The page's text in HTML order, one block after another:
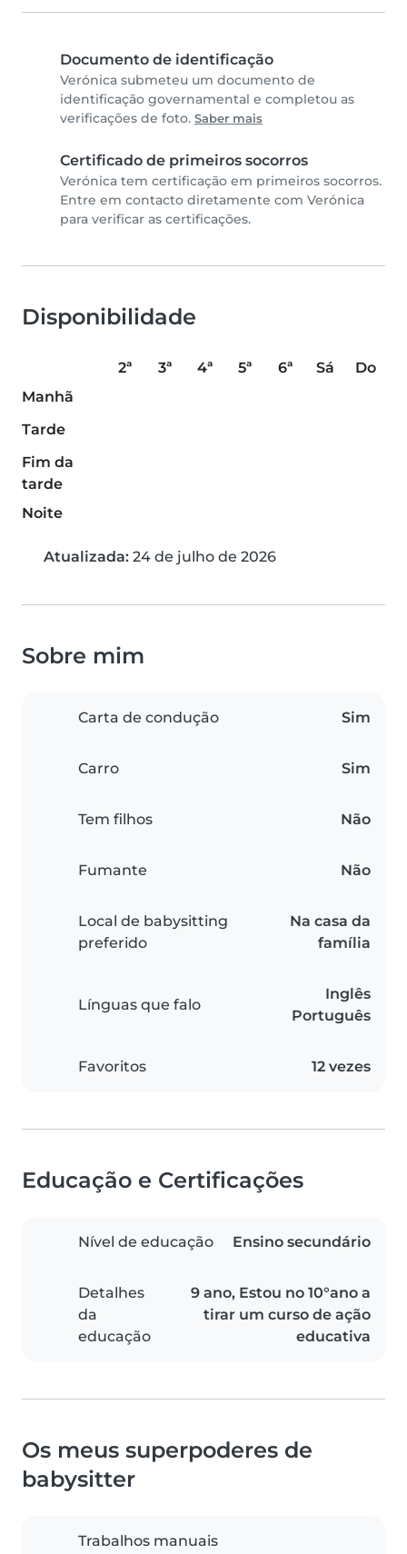
Documento de identificação
Verónica submeteu um documento de
identificação governamental e completou as
verificações de foto. Saber mais
Certificado de primeiros socorros
Verónica tem certificação em primeiros socorros.
Entre em contacto diretamente com Verónica
para verificar as certificações.
Disponibilidade
2ª 3ª 4ª 5ª 6ª Sá
Do
Manhã
Tarde
Fim da
tarde
Noite
Atualizada: 24 de julho de 2026
Sobre mim
Carta de condução Sim
Carro Sim
Tem filhos Não
Fumante Não
Local de babysitting
preferido
Na casa da
família
Línguas que falo
Inglês
Português
Favoritos 12 vezes
Educação e Certificações
Nível de educação Ensino secundário
Detalhes
da
educação
9 ano, Estou no 10°ano a
tirar um curso de ação
educativa
Os meus superpoderes de
babysitter
Trabalhos manuais